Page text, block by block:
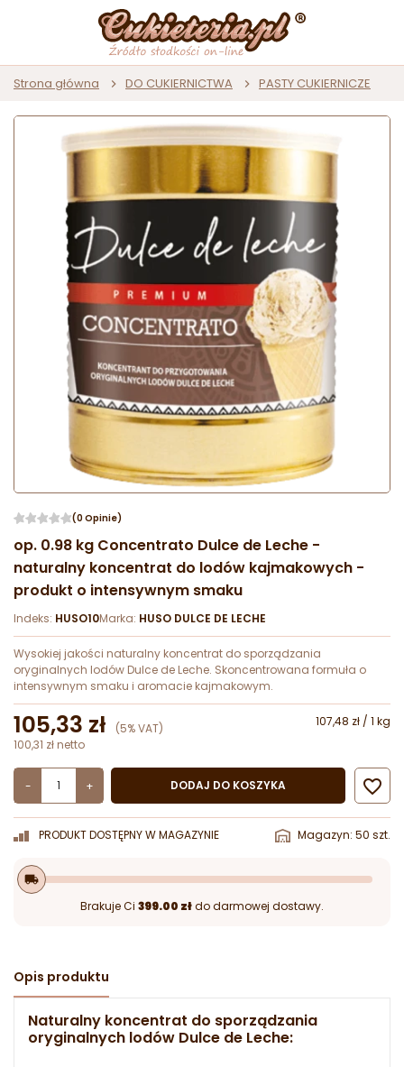
Strona główna DO CUKIERNICTWA PASTY CUKIERNICZE
(0 Opinie)
op. 0.98 kg Concentrato Dulce de Leche -
naturalny koncentrat do lodów kajmakowych -
produkt o intensywnym smaku
Indeks: HUSO10Marka: HUSO DULCE DE LECHE
Wysokiej jakości naturalny koncentrat do sporządzania
oryginalnych lodów Dulce de Leche. Skoncentrowana formuła o
intensywnym smaku i aromacie kajmakowym.
105,33 zł (5% VAT)
107,48 zł / 1 kg
100,31 zł netto
- + DODAJ DO KOSZYKA 
PRODUKT DOSTĘPNY W MAGAZYNIE Magazyn: 50 szt.
local_shipping
Brakuje Ci 399.00 złdo darmowej dostawy.
Opis produktu
Naturalny koncentrat do sporządzania
oryginalnych lodów Dulce de Leche: